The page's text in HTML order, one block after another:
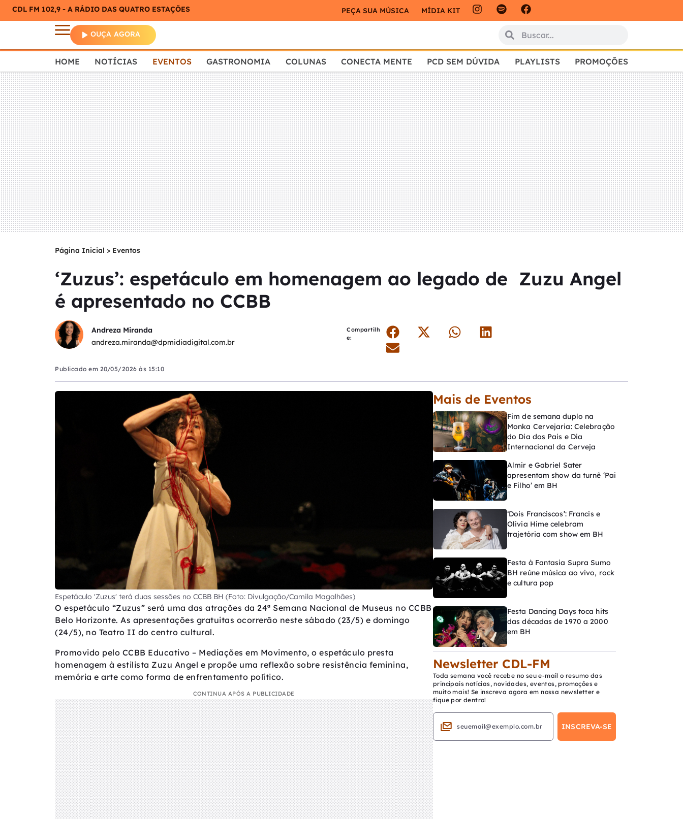
CDL FM 102,9 - A RÁDIO DAS QUATRO ESTAÇÕES PEÇA SUA MÚSICA MÍDIA KIT
OUÇA AGORA
HOME NOTÍCIAS EVENTOS GASTRONOMIA COLUNAS CONECTA MENTE PCD SEM DÚVIDA PLAYLISTS PROMOÇÕES
Página Inicial > Eventos
‘Zuzus’: espetáculo em homenagem ao legado de Zuzu Angel
é apresentado no CCBB
Andreza Miranda
andreza.miranda@dpmidiadigital.com.br
Compartilh
e:
Publicado em 20/05/2026 às 15:10
Espetáculo 'Zuzus' terá duas sessões no CCBB BH (Foto: Divulgação/Camila Magalhães)
O espetáculo “Zuzus” será uma das atrações da 24ª Semana Nacional de Museus no CCBB
Belo Horizonte. As apresentações gratuitas ocorrerão neste sábado (23/5) e domingo
(24/5), no Teatro II do centro cultural.
Promovido pelo CCBB Educativo – Mediações em Movimento, o espetáculo presta
homenagem à estilista Zuzu Angel e propõe uma reflexão sobre resistência feminina,
memória e arte como forma de enfrentamento político.
CONTINUA APÓS A PUBLICIDADE
Mais de Eventos
Fim de semana duplo na
Monka Cervejaria: Celebração
do Dia dos Pais e Dia
Internacional da Cerveja
Almir e Gabriel Sater
apresentam show da turnê ‘Pai
e Filho’ em BH
‘Dois Franciscos’: Francis e
Olivia Hime celebram
trajetória com show em BH
Festa à Fantasia Supra Sumo
BH reúne música ao vivo, rock
e cultura pop
Festa Dancing Days toca hits
das décadas de 1970 a 2000
em BH
Newsletter CDL-FM
Toda semana você recebe no seu e-mail o resumo das
principais notícias, novidades, eventos, promoções e
muito mais! Se inscreva agora em nossa newsletter e
fique por dentro!